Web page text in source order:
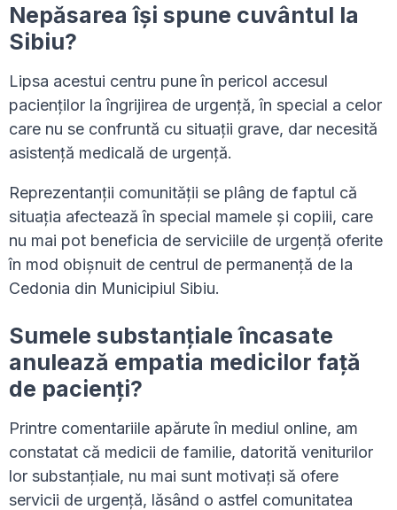
Nepăsarea își spune cuvântul la
Sibiu?
Lipsa acestui centru pune în pericol accesul
pacienților la îngrijirea de urgență, în special a celor
care nu se confruntă cu situații grave, dar necesită
asistență medicală de urgență.
Reprezentanții comunității se plâng de faptul că
situația afectează în special mamele și copiii, care
nu mai pot beneficia de serviciile de urgență oferite
în mod obișnuit de centrul de permanență de la
Cedonia din Municipiul Sibiu.
Sumele substanțiale încasate
anulează empatia medicilor față
de pacienți?
Printre comentariile apărute în mediul online, am
constatat că medicii de familie, datorită veniturilor
lor substanțiale, nu mai sunt motivați să ofere
servicii de urgență, lăsând o astfel comunitatea